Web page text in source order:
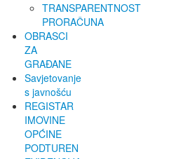
TRANSPARENTNOST
PRORAČUNA
OBRASCI
ZA
GRAĐANE
Savjetovanje
s javnošću
REGISTAR
IMOVINE
OPĆINE
PODTUREN